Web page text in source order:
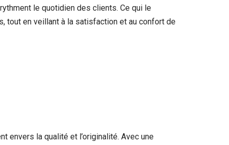
le quotidien des clients. Ce qui le
tout en veillant à la satisfaction et au confort de
envers la qualité et l’originalité. Avec une